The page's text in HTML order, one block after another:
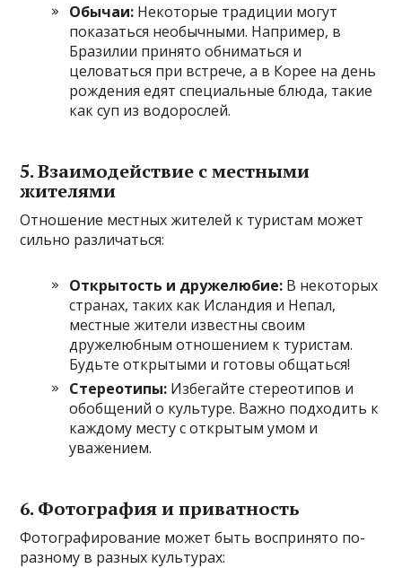
Обычаи: Некоторые традиции могут
показаться необычными. Например, в
Бразилии принято обниматься и
целоваться при встрече, а в Корее на день
рождения едят специальные блюда, такие
как суп из водорослей.
5.Взаимодействие с местными
жителями
Отношение местных жителей к туристам может
сильно различаться:
Открытость и дружелюбие: В некоторых
странах, таких как Исландия и Непал,
местные жители известны своим
дружелюбным отношением к туристам.
Будьте открытыми и готовы общаться!
Стереотипы: Избегайте стереотипов и
обобщений о культуре. Важно подходить к
каждому месту с открытым умом и
уважением.
6. Фотография и приватность
Фотографирование может быть воспринято по-
разному в разных культурах: